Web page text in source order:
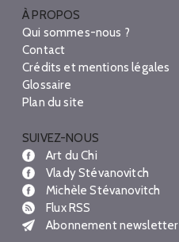
À PROPOS
Qui sommes-nous ?
Contact
Crédits et mentions légales
Glossaire
Plan du site
SUIVEZ-NOUS
Art du Chi
Vlady Stévanovitch
Michèle Stévanovitch
Flux RSS
Abonnement newsletter